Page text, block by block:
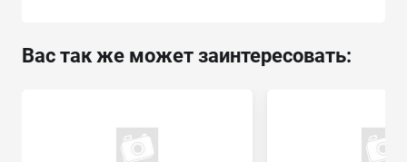
Вас так же может заинтересовать: